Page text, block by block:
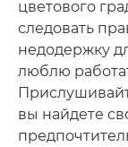
цветового
следовать
недодержку
люблю
вы найдете